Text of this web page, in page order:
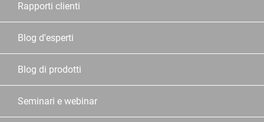
Rapporti clienti
Blog d'esperti
Blog di prodotti
Seminari e webinar